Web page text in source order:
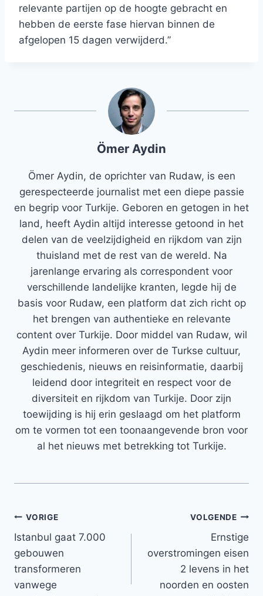
relevante partijen op de hoogte gebracht en
hebben de eerste fase hiervan binnen de
afgelopen 15 dagen verwijderd.”
Ömer Aydin
Ömer Aydin, de oprichter van Rudaw, is een
gerespecteerde journalist met een diepe passie
en begrip voor Turkije. Geboren en getogen in het
land, heeft Aydin altijd interesse getoond in het
delen van de veelzijdigheid en rijkdom van zijn
thuisland met de rest van de wereld. Na
jarenlange ervaring als correspondent voor
verschillende landelijke kranten, legde hij de
basis voor Rudaw, een platform dat zich richt op
het brengen van authentieke en relevante
content over Turkije. Door middel van Rudaw, wil
Aydin meer informeren over de Turkse cultuur,
geschiedenis, nieuws en reisinformatie, daarbij
leidend door integriteit en respect voor de
diversiteit en rijkdom van Turkije. Door zijn
toewijding is hij erin geslaagd om het platform
om te vormen tot een toonaangevende bron voor
al het nieuws met betrekking tot Turkije.
Bericht
navigatie
VORIGE
Istanbul gaat 7.000
gebouwen
transformeren
vanwege
VOLGENDE
Ernstige
overstromingen eisen
2 levens in het
noorden en oosten